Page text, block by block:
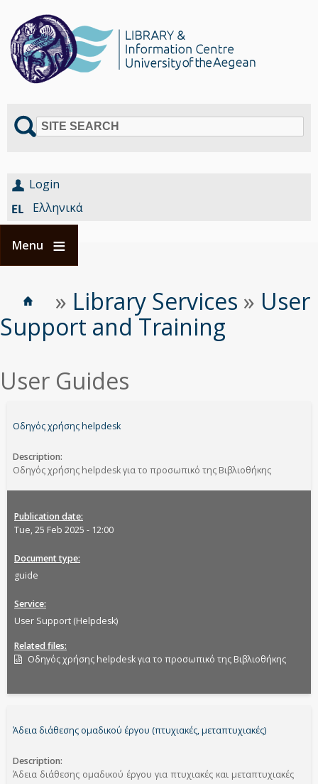
SITE SEARCH
Login
Ελληνικά
Menu
Breadcrumbs
Είστε
εδώ
» Library Services » User
Support and Training
User Guides
Οδηγός χρήσης helpdesk
Description
Οδηγός χρήσης helpdesk για το προσωπικό της Βιβλιοθήκης
Publication date
Tue, 25 Feb 2025 - 12:00
Document type
guide
Service
User Support (Helpdesk)
Related files
Οδηγός χρήσης helpdesk για το προσωπικό της Βιβλιοθήκης
Άδεια διάθεσης ομαδικού έργου (πτυχιακές, μεταπτυχιακές)
Description
Άδεια διάθεσης ομαδικού έργου για πτυχιακές και μεταπτυχιακές